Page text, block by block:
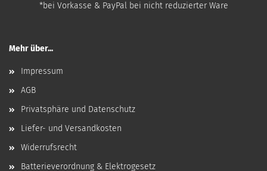
*bei Vorkasse & PayPal bei nicht reduzierter Ware
Mehr über...
Impressum
AGB
Privatsphäre und Datenschutz
Liefer- und Versandkosten
Widerrufsrecht
Batterieverordnung & Elektrogesetz